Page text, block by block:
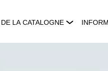
LA CATALOGNE